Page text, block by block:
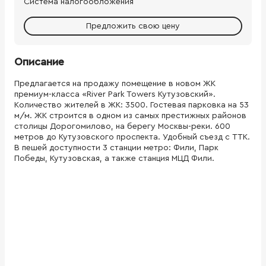
Предложить свою цену
Описание
Предлагается на продажу помещение в новом ЖК
премиум-класса «River Park Towers Кутузовский».
Количество жителей в ЖК: 3500. Гостевая парковка на 53
м/м. ЖК строится в одном из самых престижных районов
столицы Дорогомилово, на берегу Москвы-реки. 600
метров до Кутузовского проспекта. Удобный съезд с ТТК.
В пешей доступности 3 станции метро: Фили, Парк
Победы, Кутузовская, а также станция МЦД Фили.